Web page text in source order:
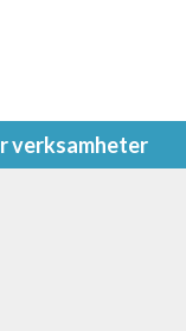
verksamheter